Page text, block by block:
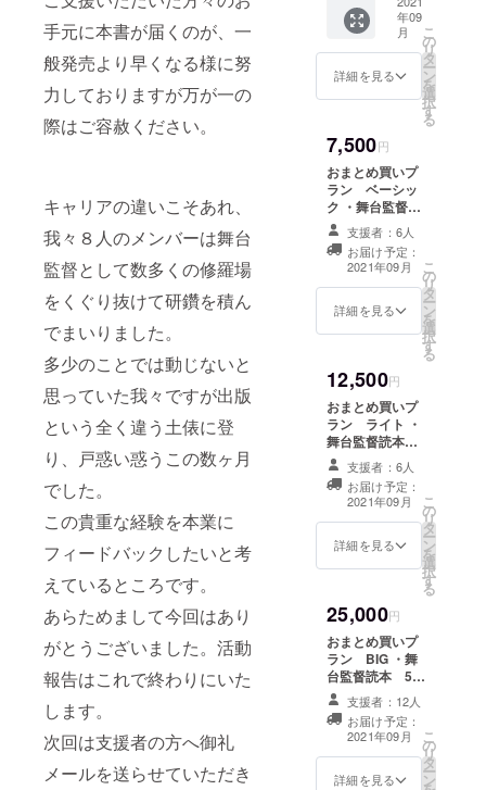
手元に本書が届くのが、一
般発売より早くなる様に努
力しておりますが万が一の
際はご容赦ください。
キャリアの違いこそあれ、
我々８人のメンバーは舞台
監督として数多くの修羅場
をくぐり抜けて研鑽を積ん
でまいりました。
多少のことでは動じないと
思っていた我々ですが出版
という全く違う土俵に登
り、戸惑い惑うこの数ヶ月
でした。
この貴重な経験を本業に
フィードバックしたいと考
えているところです。
あらためまして今回はあり
がとうございました。活動
報告はこれで終わりにいた
します。
次回は支援者の方へ御礼
メールを送らせていただき
に舞台
監督が
知って
うがい
い、一
扱って
いま
す。 本
プロ
ジェク
トはAll-
in方式
で実施
しま
す。目
標金額
に満た
合も、
計画を
実行
し、リ
ターン
をお届
けしま
す。
い。(ペ
ンネー
ムも可)
＊舞台
監督の
スケー
ル
(15cm)
です。
この書
籍とと
もに三
角ス
ケール
を手に
して、
舞台監
てのレ
ベル
アップ
をは
かって
くださ
い！ 本
プロ
ジェク
トはAll-
in方式
標金額
に満た
ない場
合も、
計画を
実行
し、リ
ターン
をお届
けしま
者とし
て本書
クレ
ジット
に記載
氏私家
私的舞
台監督
関連用
語集」
・舞台
監督御
用達の
による
三角ス
備考欄
に記載
のお名
前をご
記入く
い。(ペ
ンネー
ムも可)
＊みか
み氏私
監督関
集」
は、A6
版90
ページ
の冊
子。 用
語自体
年09
月
詳細を見る
こ
の
リ
タ
ー
ン
を
選
択
す
る
7,500円
おまとめ買いプ
ラン ベーシッ
ク ・舞台監督読
本 5冊(送料込
み) ・お礼メール
＊10冊以上ご支
援くださる場合
は、このプラン
を2つ以上ご支援
ロジェクトはAll-
ます。目標金額
に満たない場合
も、計画を実行
し、リターンを
お届けします。
支援者：6人
お届け予定：
2021年09月
詳細を見る
こ
の
リ
タ
ー
ン
を
選
択
す
る
12,500円
おまとめ買いプ
ラン ライト ・
舞台監督読本 5
冊(送料込み) ・
お礼メール ・あ
なたのお名前を
協力者として本
書クレジットに
記載します！ 備
ネームも可) ＊
10冊以上ご支援
くださる場合
は、このプラン
を2つ以上ご支援
ください。 本プ
ロジェクトはAll-
in方式で実施し
ます。目標金額
に満たない場合
支援者：6人
お届け予定：
2021年09月
詳細を見る
こ
の
リ
タ
ー
ン
を
選
択
す
る
25,000円
おまとめ買いプ
ラン BIG ・舞
台監督読本 5冊
(送料込み) ・お
礼メール ・あな
たのお名前を協
力者として本書
クレジットに記
載します！ ・み
支援者：12人
お届け予定：
2021年09月
詳細を見る
こ
の
リ
タ
ー
ン